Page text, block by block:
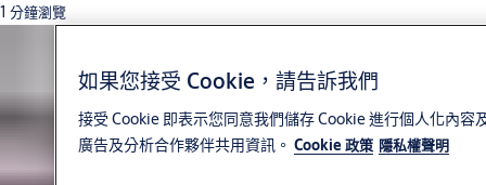
1 分鐘瀏覽
如果您接受 Cookie，請告訴我們
接受 Cookie 即表示您同意我們儲存 Cookie 進行個人化內
廣告及分析合作夥伴共用資訊。 Cookie 政策 隱私權聲明